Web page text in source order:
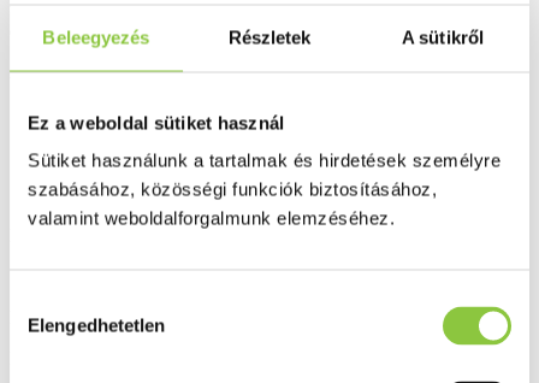
Beleegyezés Részletek A sütikről
Ez a weboldal sütiket használ
Sütiket használunk a tartalmak és hirdetések személyre
szabásához, közösségi funkciók biztosításához,
valamint weboldalforgalmunk elemzéséhez.
kiválasztása
Elengedhetetlen
elváltozás stb.).
A doboz tartalmazza a teszt elvégzéséhez szükséges összes eszközt:
1 db lezárt alufólia tasak, benne a tesztkazetta, műanyag pipetta.
1 db fiola, benne 1 ml hígító oldat.
1 db steril lándzsa a vérvételhez.
Bővebben ...